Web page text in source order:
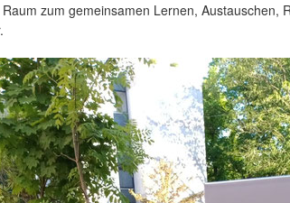
zum gemeinsamen Lernen, Austauschen,